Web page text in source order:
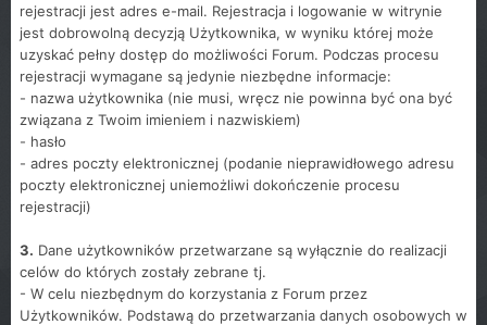
rejestracji jest adres e-mail. Rejestracja i logowanie w witrynie
jest dobrowolną decyzją Użytkownika, w wyniku której może
uzyskać pełny dostęp do możliwości Forum. Podczas procesu
rejestracji wymagane są jedynie niezbędne informacje:
- nazwa użytkownika (nie musi, wręcz nie powinna być ona być
związana z Twoim imieniem i nazwiskiem)
- hasło
- adres poczty elektronicznej (podanie nieprawidłowego adresu
poczty elektronicznej uniemożliwi dokończenie procesu
rejestracji)
3. Dane użytkowników przetwarzane są wyłącznie do realizacji
celów do których zostały zebrane tj.
- W celu niezbędnym do korzystania z Forum przez
Użytkowników. Podstawą do przetwarzania danych osobowych w